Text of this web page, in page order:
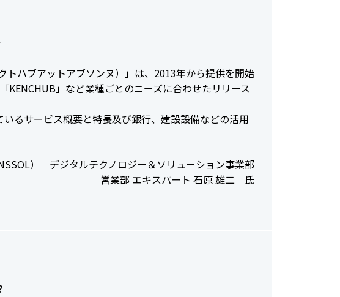
トハブアットアブソンヌ）」は、2013年から提供を開始
KENCHUB」など業種ごとのニーズに合わせたリリース
るサービス概要と特長及び銀行、建設設備などの活用
） デジタルテクノロジー＆ソリューション事業部
営業部 エキスパート 石原 雄二 氏